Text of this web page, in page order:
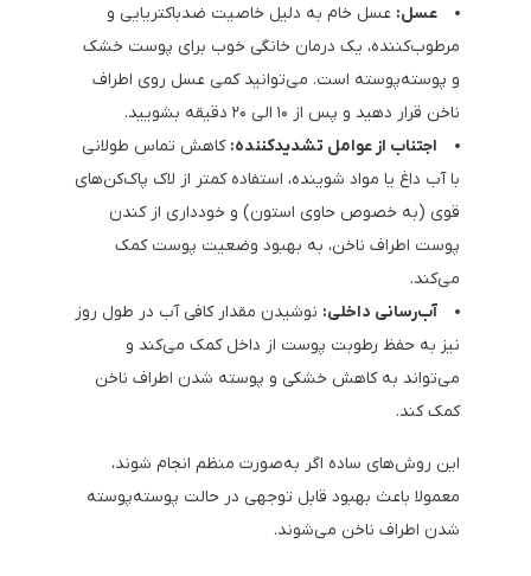
عسل: عسل خام به‌ دلیل خاصیت ضدباکتریایی و
مرطوب‌کننده، یک درمان خانگی خوب برای پوست خشک
و پوسته‌پوسته است. می‌توانید کمی عسل روی اطراف
ناخن قرار دهید و پس از ۱۰ الی ۲۰ دقیقه بشویید.
اجتناب از عوامل تشدیدکننده: کاهش تماس طولانی
با آب داغ یا مواد شوینده، استفاده کمتر از لاک پاک‌کن‌های
قوی (به ‌خصوص حاوی استون) و خودداری از کندن
پوست اطراف ناخن، به بهبود وضعیت پوست کمک
می‌کند.
آب‌رسانی داخلی: نوشیدن مقدار کافی آب در طول روز
نیز به حفظ رطوبت پوست از داخل کمک می‌کند و
می‌تواند به کاهش خشکی و پوسته شدن اطراف ناخن
کمک کند.
این روش‌های ساده اگر به‌صورت منظم انجام شوند،
معمولا باعث بهبود قابل توجهی در حالت پوسته‌پوسته
شدن اطراف ناخن می‌شوند.